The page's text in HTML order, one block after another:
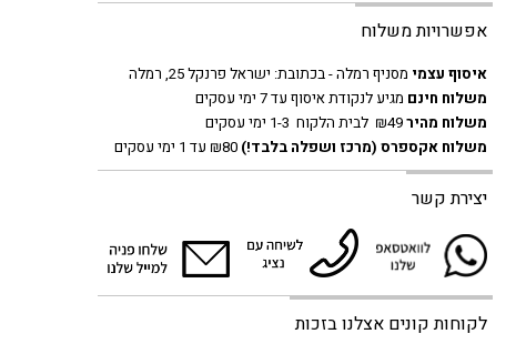
אפשרויות משלוח
איסוף עצמי מסניף רמלה - בכתובת: ישראל פרנקל 25, רמלה
משלוח חינם מגיע לנקודת איסוף עד 7 ימי עסקים
משלוח מהיר₪49 לבית הלקוח 1-3 ימי עסקים
משלוח אקספרס (מרכז ושפלה בלבד!) ₪80 עד 1 ימי עסקים
יצירת קשר
לקוחות קונים אצלנו בזכות